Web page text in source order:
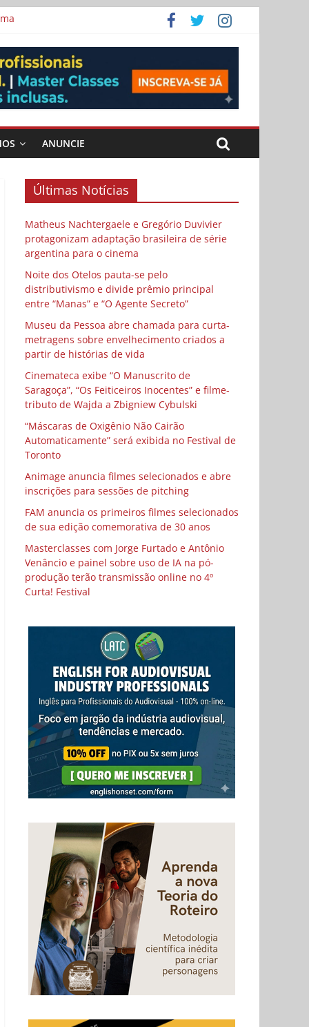
vida
Cybulski
ANUNCIE
Últimas Notícias
Matheus Nachtergaele e Gregório Duvivier
protagonizam adaptação brasileira de série
argentina para o cinema
Noite dos Otelos pauta-se pelo
distributivismo e divide prêmio principal
entre “Manas” e “O Agente Secreto”
Museu da Pessoa abre chamada para curta-
metragens sobre envelhecimento criados a
partir de histórias de vida
Cinemateca exibe “O Manuscrito de
Saragoça”, “Os Feiticeiros Inocentes” e filme-
tributo de Wajda a Zbigniew Cybulski
“Máscaras de Oxigênio Não Cairão
Automaticamente” será exibida no Festival de
Toronto
Animage anuncia filmes selecionados e abre
inscrições para sessões de pitching
FAM anuncia os primeiros filmes selecionados
de sua edição comemorativa de 30 anos
Masterclasses com Jorge Furtado e Antônio
Venâncio e painel sobre uso de IA na pó-
produção terão transmissão online no 4º
Curta! Festival